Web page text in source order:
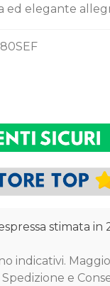
ed elegante
stimata in
indicativi.
e